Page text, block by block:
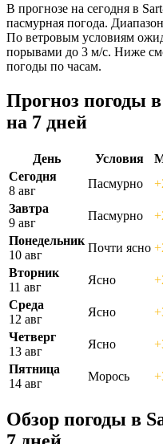
В прогнозе на сегодня в
пасмурная погода.
По ветровым условиям
порывами до 3 м/с. Ниже
погоды по часам.
Прогноз погоды
на 7 дней
День Условия
Сегодня
8 авг
Пасмурно
Завтра
9 авг
Пасмурно
Понедельник
10 авг
Почти ясно
Вторник
11 авг
Ясно
Среда
12 авг
Ясно
Четверг
13 авг
Ясно
Пятница
14 авг
Морось
Обзор погоды в